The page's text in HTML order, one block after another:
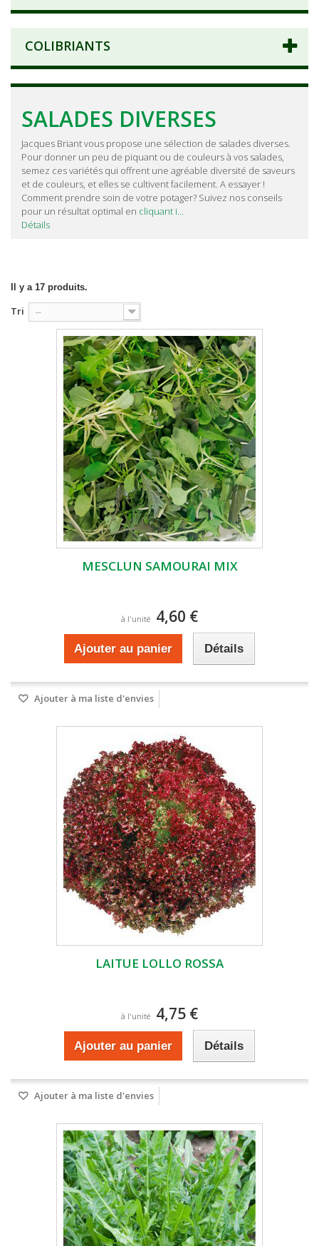
COLIBRIANTS
SALADES DIVERSES
Jacques Briant vous propose une sélection de salades diverses.
Pour donner un peu de piquant ou de couleurs à vos salades,
semez ces variétés qui offrent une agréable diversité de saveurs
et de couleurs, et elles se cultivent facilement. A essayer !
Comment prendre soin de votre potager? Suivez nos conseils
pour un résultat optimal en cliquant i...
Détails
Il y a 17 produits.
Tri --
MESCLUN SAMOURAI MIX
à l'unité 4,60 €
Ajouter au panier Détails
Ajouter à ma liste d'envies
LAITUE LOLLO ROSSA
à l'unité 4,75 €
Ajouter au panier Détails
Ajouter à ma liste d'envies